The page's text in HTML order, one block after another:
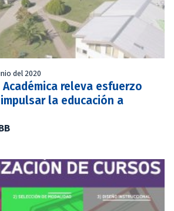
del 2020
releva esfuerzo
la educación a